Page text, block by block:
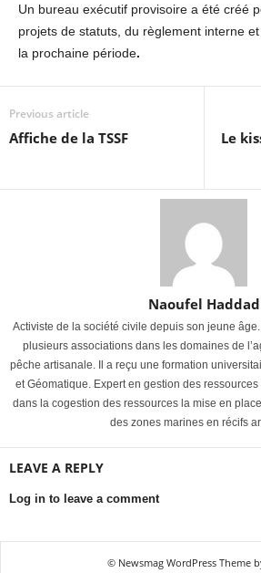
Un bureau exécutif provisoire a été créé
projets de statuts, du règlement interne
la prochaine période.
Previous article
Affiche de la TSSF
Le
Naoufel Haddad
Activiste de la société civile depuis son jeune
plusieurs associations dans les domaines de
pêche artisanale. Il a reçu une formation
et Géomatique. Expert en gestion des
dans la cogestion des ressources la mise en
des zones marines en récifs
LEAVE A REPLY
Log in to leave a comment
© Newsmag WordPress Theme